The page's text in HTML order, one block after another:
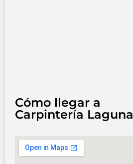
Cómo llegar a
Carpintería Laguna